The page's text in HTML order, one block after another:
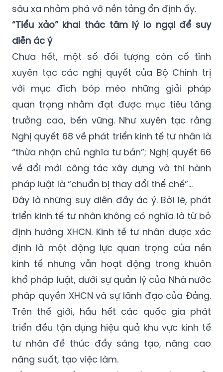
sâu xa nhằm phá vỡ nền tảng ổn định ấy.
“Tiểu xảo” khai thác tâm lý lo ngại để suy
diễn ác ý
Chưa hết, một số đối tượng còn cố tình
xuyên tạc các nghị quyết của Bộ Chính trị
với mục đích bóp méo những giải pháp
quan trọng nhằm đạt được mục tiêu tăng
trưởng cao, bền vững. Như xuyên tạc rằng
Nghị quyết 68 về phát triển kinh tế tư nhân là
“thừa nhận chủ nghĩa tư bản”; Nghị quyết 66
về đổi mới công tác xây dựng và thi hành
pháp luật là “chuẩn bị thay đổi thể chế”…
Đây là những suy diễn đầy ác ý. Bởi lẽ, phát
triển kinh tế tư nhân không có nghĩa là từ bỏ
định hướng XHCN. Kinh tế tư nhân được xác
định là một động lực quan trọng của nền
kinh tế nhưng vẫn hoạt động trong khuôn
khổ pháp luật, dưới sự quản lý của Nhà nước
pháp quyền XHCN và sự lãnh đạo của Đảng.
Trên thế giới, hầu hết các quốc gia phát
triển đều tận dụng hiệu quả khu vực kinh tế
tư nhân để thúc đẩy sáng tạo, nâng cao
năng suất, tạo việc làm.